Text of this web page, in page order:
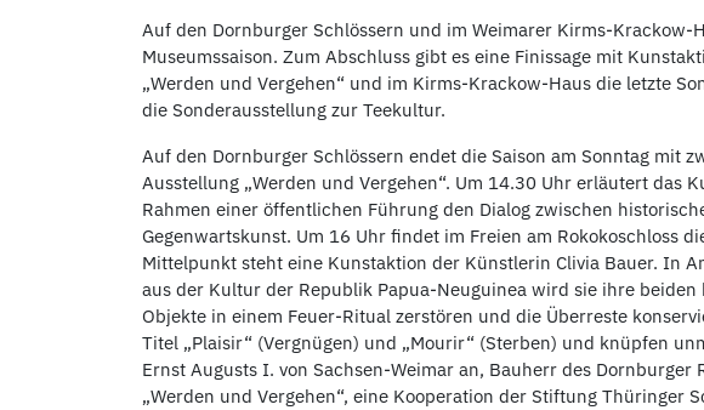
Auf den Dornburger Schlössern und im Weimarer Kirms-Krackow-
Museumssaison. Zum Abschluss gibt es eine Finissage mit
„Werden und Vergehen“ und im Kirms-Krackow-Haus die letzte
die Sonderausstellung zur Teekultur.
Auf den Dornburger Schlössern endet die Saison am Sonntag mit
Ausstellung „Werden und Vergehen“. Um 14.30 Uhr erläutert das
Rahmen einer öffentlichen Führung den Dialog zwischen
Gegenwartskunst. Um 16 Uhr findet im Freien am Rokokoschloss
Mittelpunkt steht eine Kunstaktion der Künstlerin Clivia Bauer. In
aus der Kultur der Republik Papua-Neuguinea wird sie ihre
Objekte in einem Feuer-Ritual zerstören und die Überreste
Titel „Plaisir“ (Vergnügen) und „Mourir“ (Sterben) und knüpfen
Ernst Augusts I. von Sachsen-Weimar an, Bauherr des Dornburger
„Werden und Vergehen“, eine Kooperation der Stiftung Thüringer